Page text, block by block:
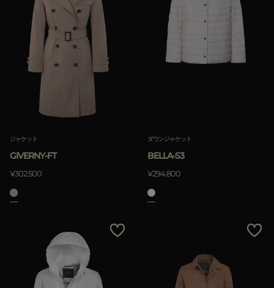
ジャケット
GIVERNY-FT
¥302.500
ダウンジャケット
BELLA-S3
¥294.800